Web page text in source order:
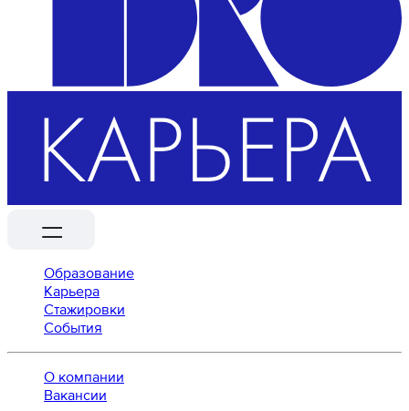
Образование
Карьера
Стажировки
События
О компании
Вaкансии